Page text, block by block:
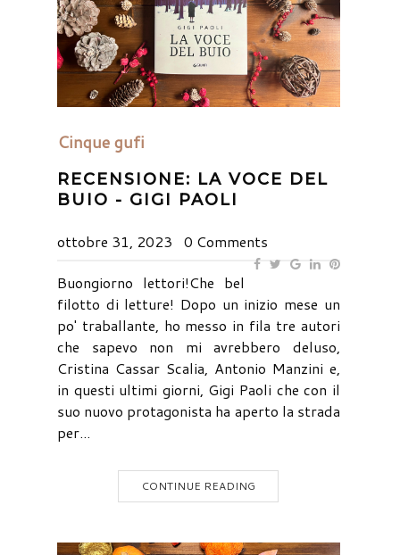
Cinque gufi
RECENSIONE: LA VOCE DEL
BUIO - GIGI PAOLI
ottobre 31, 2023
0 Comments
Buongiorno lettori!Che bel
filotto di letture! Dopo un inizio mese un
po' traballante, ho messo in fila tre autori
che sapevo non mi avrebbero deluso,
Cristina Cassar Scalia, Antonio Manzini e,
in questi ultimi giorni, Gigi Paoli che con il
suo nuovo protagonista ha aperto la strada
per...
CONTINUE READING